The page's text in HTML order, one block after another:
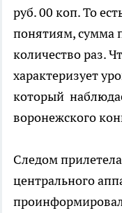
руб. 00 коп. То
понятиям, сумма
количество раз.
характеризует
который
воронежского
Следом
центрального